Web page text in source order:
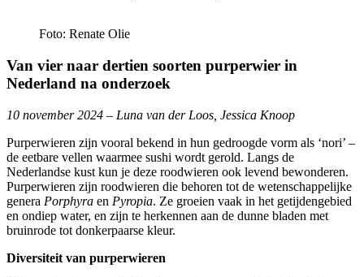
Foto: Renate Olie
Van vier naar dertien soorten purperwier in
Nederland na onderzoek
10 november 2024 – Luna van der Loos, Jessica Knoop
Purperwieren zijn vooral bekend in hun gedroogde vorm als ‘nori’ –
de eetbare vellen waarmee sushi wordt gerold. Langs de
Nederlandse kust kun je deze roodwieren ook levend bewonderen.
Purperwieren zijn roodwieren die behoren tot de wetenschappelijke
genera Porphyra en Pyropia. Ze groeien vaak in het getijdengebied
en ondiep water, en zijn te herkennen aan de dunne bladen met
bruinrode tot donkerpaarse kleur.
Diversiteit van purperwieren